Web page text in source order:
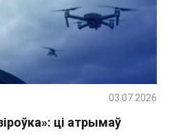
ці атрымаў
03.07.2026